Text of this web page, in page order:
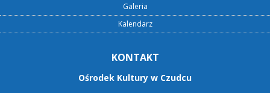
Galeria
Kalendarz
KONTAKT
Ośrodek Kultury w Czudcu